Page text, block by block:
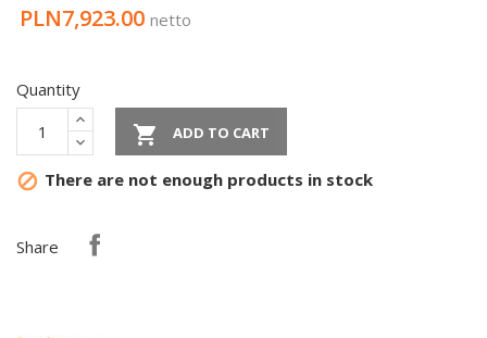
PLN7,923.00 netto
Quantity
 ADD TO CART
 There are not enough products in stock
Share